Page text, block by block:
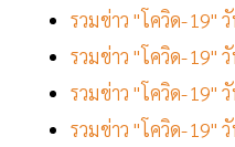
รวมข่าว "โควิด-19"
รวมข่าว "โควิด-19"
รวมข่าว "โควิด-19"
รวมข่าว "โควิด-19"